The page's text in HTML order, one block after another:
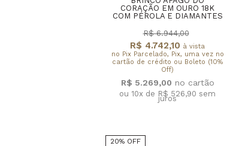
CORAÇÃO EM OURO 18K
COM PÉROLA E DIAMANTES
R$ 4.742,10 à vista
no Pix Parcelado, Pix, uma vez no
cartão de crédito ou Boleto (10%
Off)
R$ 6.944,00
R$ 5.269,00
ou 10x de R$ 526,90 sem
juros
20% OFF